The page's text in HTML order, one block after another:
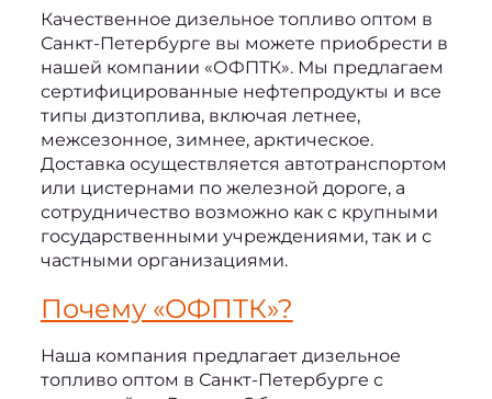
Качественное дизельное топливо оптом в
Санкт-Петербурге вы можете приобрести в
нашей компании «ОФПТК». Мы предлагаем
сертифицированные нефтепродукты и все
типы дизтоплива, включая летнее,
межсезонное, зимнее, арктическое.
Доставка осуществляется автотранспортом
или цистернами по железной дороге, а
сотрудничество возможно как с крупными
государственными учреждениями, так и с
частными организациями.
Почему «ОФПТК»?
Наша компания предлагает дизельное
топливо оптом в Санкт-Петербурге с